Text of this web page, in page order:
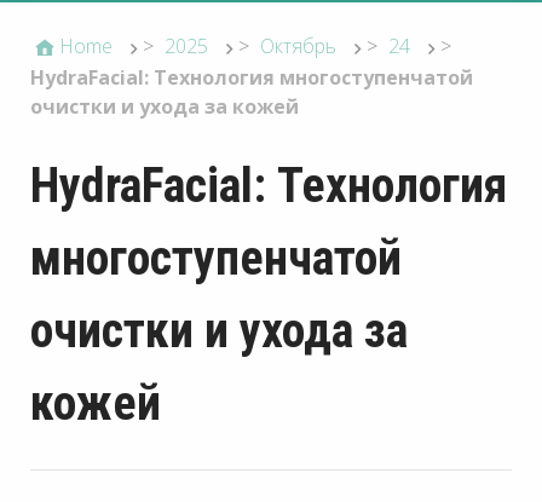
Home > 2025 > Октябрь > 24
>
HydraFacial: Технология многоступенчатой
очистки и ухода за кожей
HydraFacial: Технология
многоступенчатой
очистки и ухода за
кожей